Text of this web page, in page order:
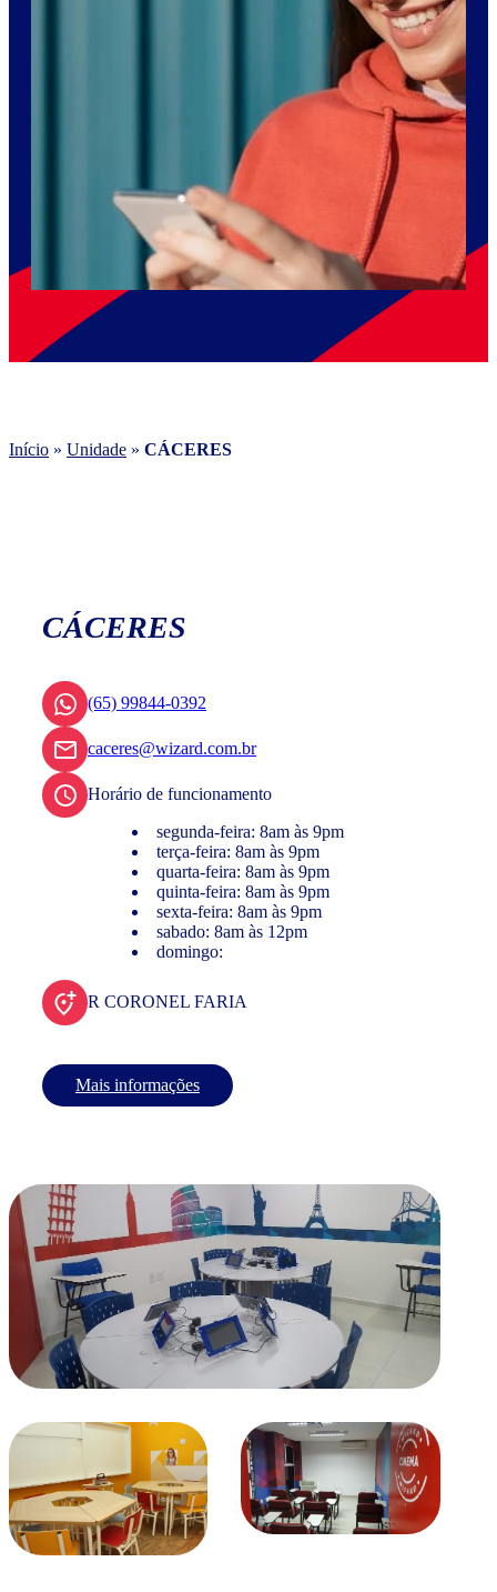
Início » Unidade » CÁCERES
CÁCERES
(65) 99844-0392
caceres@wizard.com.br
Horário de funcionamento
segunda-feira: 8am às 9pm
terça-feira: 8am às 9pm
quarta-feira: 8am às 9pm
quinta-feira: 8am às 9pm
sexta-feira: 8am às 9pm
sabado: 8am às 12pm
domingo:
R CORONEL FARIA
Mais informações